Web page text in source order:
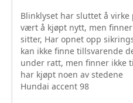
Nordland
Oslo
Oppland
Rogaland
Blinklyset har sluttet å
vært å kjøpt nytt, men
sitter, Har opnet opp
kan ikke finne tillsvarende
under ratt, men finner ikke
har kjøpt noen av stedene
Hundai accent 98